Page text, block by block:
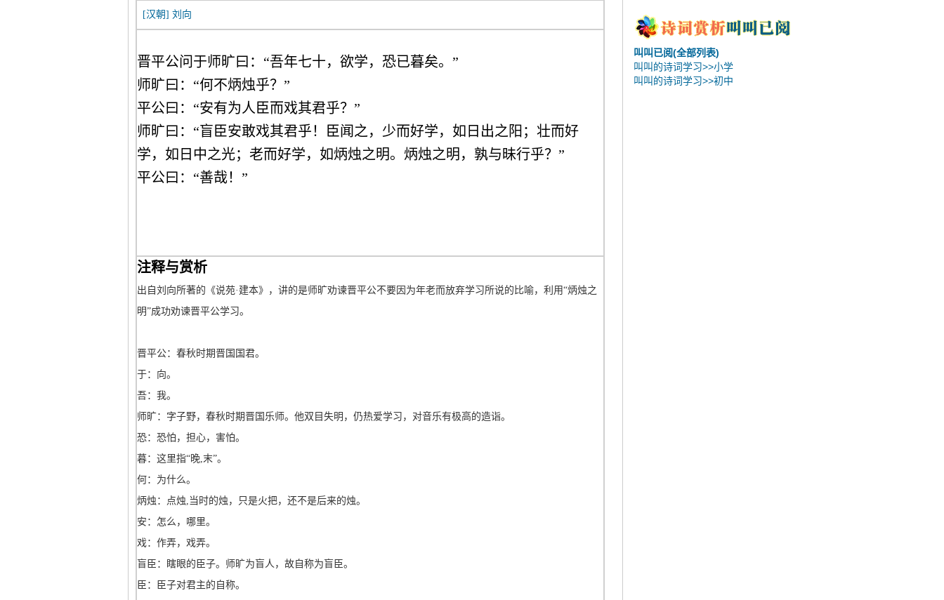
[汉朝] 刘向
晋平公问于师旷曰：“吾年七十，欲学，恐已暮矣。”
师旷曰：“何不炳烛乎？”
平公曰：“安有为人臣而戏其君乎？”
师旷曰：“盲臣安敢戏其君乎！臣闻之，少而好学，如日出之阳；壮而好
学，如日中之光；老而好学，如炳烛之明。炳烛之明，孰与昧行乎？”
平公曰：“善哉！”
注释与赏析
出自刘向所著的《说苑·建本》，讲的是师旷劝谏晋平公不要因为年老而放弃学习所说的比喻，利用“炳烛之
明”成功劝谏晋平公学习。
晋平公：春秋时期晋国国君。
于：向。
吾：我。
师旷：字子野，春秋时期晋国乐师。他双目失明，仍热爱学习，对音乐有极高的造诣。
恐：恐怕，担心，害怕。
暮：这里指“晚,末”。
何：为什么。
炳烛：点烛,当时的烛，只是火把，还不是后来的烛。
安：怎么，哪里。
戏：作弄，戏弄。
盲臣：瞎眼的臣子。师旷为盲人，故自称为盲臣。
臣：臣子对君主的自称。
叫叫已阅(全部列表)
叫叫的诗词学习>>小学
叫叫的诗词学习>>初中